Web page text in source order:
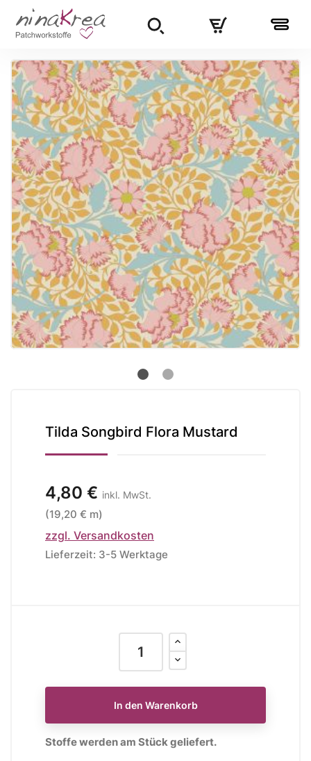
Tilda Songbird Flora Mustard
4,80 € inkl. MwSt.
(19,20 € m)
zzgl. Versandkosten
Lieferzeit: 3-5 Werktage
In den Warenkorb
Stoffe werden am Stück geliefert.